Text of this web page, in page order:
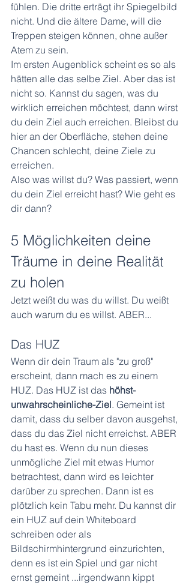
fühlen. Die dritte erträgt ihr Spiegelbild
nicht. Und die ältere Dame, will die
Treppen steigen können, ohne außer
Atem zu sein.
Im ersten Augenblick scheint es so als
hätten alle das selbe Ziel. Aber das ist
nicht so. Kannst du sagen, was du
wirklich erreichen möchtest, dann wirst
du dein Ziel auch erreichen. Bleibst du
hier an der Oberfläche, stehen deine
Chancen schlecht, deine Ziele zu
erreichen.
Also was willst du? Was passiert, wenn
du dein Ziel erreicht hast? Wie geht es
dir dann?
5 Möglichkeiten deine
Träume in deine Realität
zu holen
Jetzt weißt du was du willst. Du weißt
auch warum du es willst. ABER...
Das HUZ
Wenn dir dein Traum als "zu groß"
erscheint, dann mach es zu einem
HUZ. Das HUZ ist das höhst-
unwahrscheinliche-Ziel. Gemeint ist
damit, dass du selber davon ausgehst,
dass du das Ziel nicht erreichst. ABER
du hast es. Wenn du nun dieses
unmögliche Ziel mit etwas Humor
betrachtest, dann wird es leichter
darüber zu sprechen. Dann ist es
plötzlich kein Tabu mehr. Du kannst dir
ein HUZ auf dein Whiteboard
schreiben oder als
Bildschirmhintergrund einzurichten,
denn es ist ein Spiel und gar nicht
ernst gemeint ...irgendwann kippt